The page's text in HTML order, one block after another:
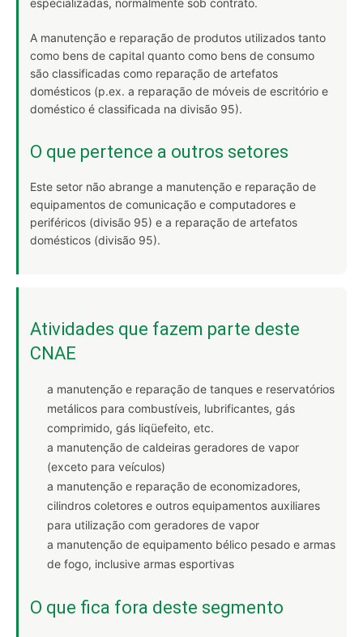
especializadas, normalmente sob contrato.
A manutenção e reparação de produtos utilizados tanto
como bens de capital quanto como bens de consumo
são classificadas como reparação de artefatos
domésticos (p.ex. a reparação de móveis de escritório e
doméstico é classificada na divisão 95).
O que pertence a outros setores
Este setor não abrange a manutenção e reparação de
equipamentos de comunicação e computadores e
periféricos (divisão 95) e a reparação de artefatos
domésticos (divisão 95).
Atividades que fazem parte deste
CNAE
a manutenção e reparação de tanques e reservatórios
metálicos para combustíveis, lubrificantes, gás
comprimido, gás liqüefeito, etc.
a manutenção de caldeiras geradores de vapor
(exceto para veículos)
a manutenção e reparação de economizadores,
cilindros coletores e outros equipamentos auxiliares
para utilização com geradores de vapor
a manutenção de equipamento bélico pesado e armas
de fogo, inclusive armas esportivas
O que fica fora deste segmento